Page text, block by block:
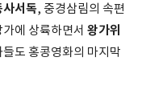
사서독, 중경삼림의 속편
에 상륙하면서 왕가위
들도 홍콩영화의 마지막